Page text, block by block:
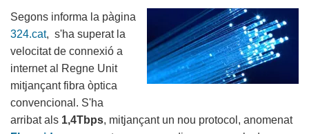
Segons informa la pàgina
324.cat, s'ha superat la
velocitat de connexió a
internet al Regne Unit
mitjançant fibra òptica
convencional. S'ha
arribat als 1,4Tbps, mitjançant un nou protocol, anomenat